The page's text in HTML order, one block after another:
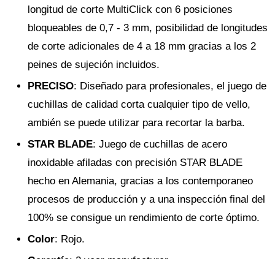
longitud de corte MultiClick con 6 posiciones
bloqueables de 0,7 - 3 mm, posibilidad de longitudes
de corte adicionales de 4 a 18 mm gracias a los 2
peines de sujeción incluidos.
PRECISO: Diseñado para profesionales, el juego de
cuchillas de calidad corta cualquier tipo de vello,
ambién se puede utilizar para recortar la barba.
STAR BLADE: Juego de cuchillas de acero
inoxidable afiladas con precisión STAR BLADE
hecho en Alemania, gracias a los contemporaneo
procesos de producción y a una inspección final del
100% se consigue un rendimiento de corte óptimo.
Color: Rojo.